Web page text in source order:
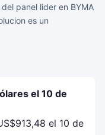
panel lider en BYMA
es un
el 10 de
el 10 de